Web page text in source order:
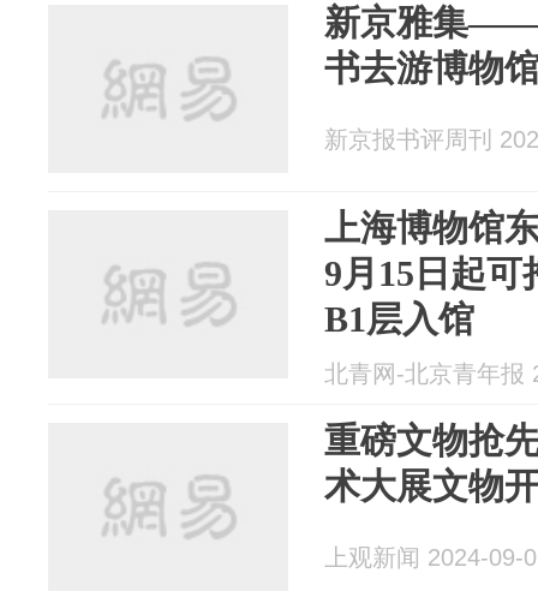
新京雅集——
书去游博物
新京报书评周刊
上海博物馆
9月15日起可
B1层入馆
北青网-北京青年报
重磅文物抢
术大展文物
上观新闻 2024-09-